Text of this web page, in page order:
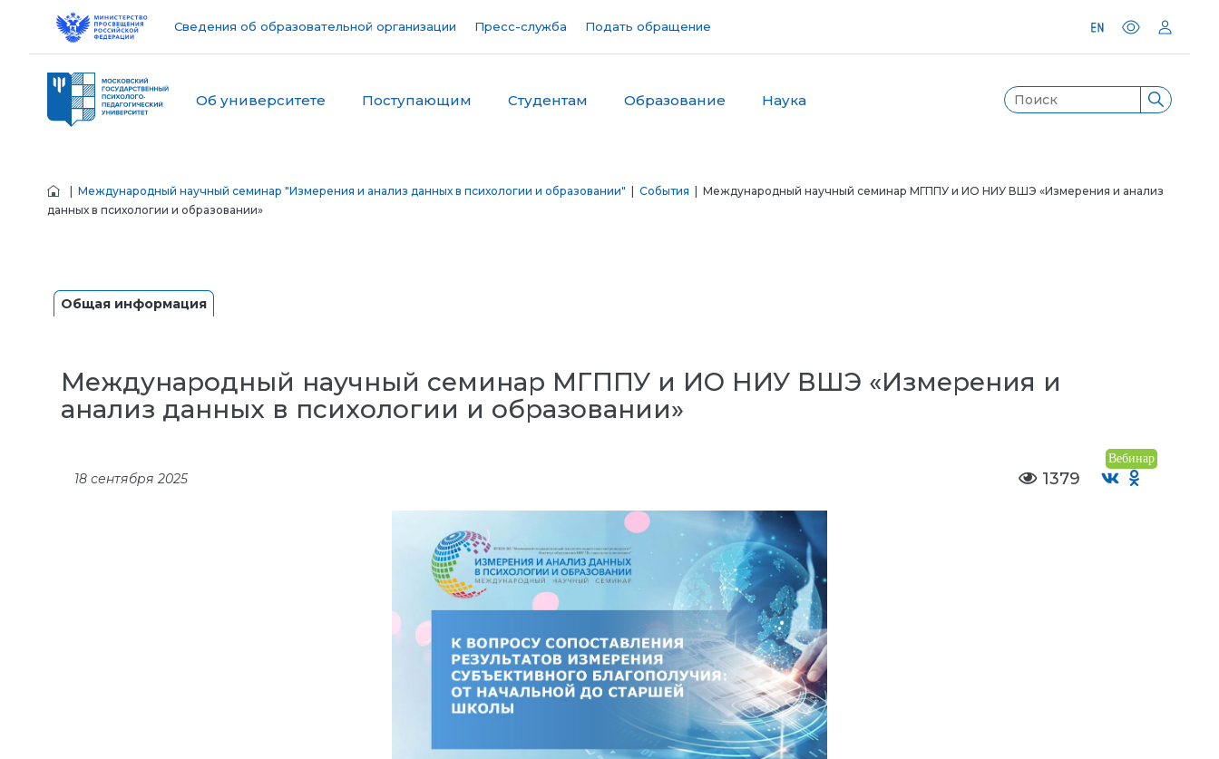
Сведения об образовательной организации Пресс-служба Подать обращение
Об университете Поступающим Студентам Образование Наука
Международный научный семинар "Измерения и анализ данных в психологии и образовании" События | Международный научный семинар МГППУ и ИО НИУ ВШЭ «Измерения и анализ
данных в психологии и образовании»
Общая информация
Международный научный семинар МГППУ и ИО НИУ ВШЭ «Измерения и
анализ данных в психологии и образовании»
Вебинар
18 сентября 2025 1379